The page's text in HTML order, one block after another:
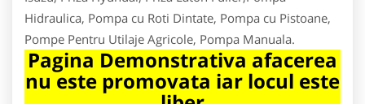
Hidraulica, Pompa cu Roti Dintate, Pompa cu Pistoane,
Pompe Pentru Utilaje Agricole, Pompa Manuala.
Pagina Demonstrativa afacerea
nu este promovata iar locul este